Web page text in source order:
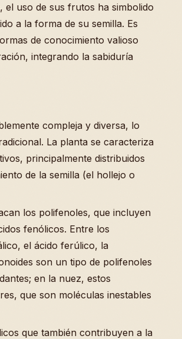
el uso de sus frutos ha simbolido
a la forma de su semilla. Es
de conocimiento valioso
integrando la sabiduría
compleja y diversa, lo
La planta se caracteriza
principalmente distribuidos
de la semilla (el hollejo o
los polifenoles, que incluyen
fenólicos. Entre los
el ácido ferúlico, la
son un tipo de polifenoles
en la nuez, estos
que son moléculas inestables
que también contribuyen a la